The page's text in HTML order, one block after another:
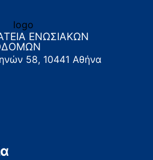
ΕΝΩΣΙΑΚΩΝ
58, 10441 Αθήνα